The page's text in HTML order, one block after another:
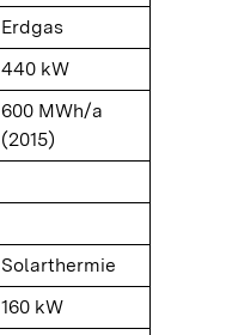
Erdgas
440 kW
600 MWh/a
(2015)
Solarthermie
160 kW